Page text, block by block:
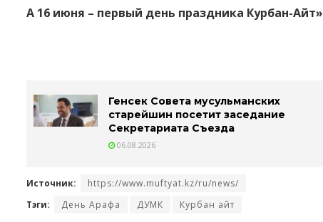
А 16 июня – первый день праздника Курбан-Айт»
Генсек Совета мусульманских
старейшин посетит заседание
Секретариата Съезда
06.08.2026
Источник:
https://www.muftyat.kz/ru/news/
Тэги:
День Арафа ДУМК Курбан айт